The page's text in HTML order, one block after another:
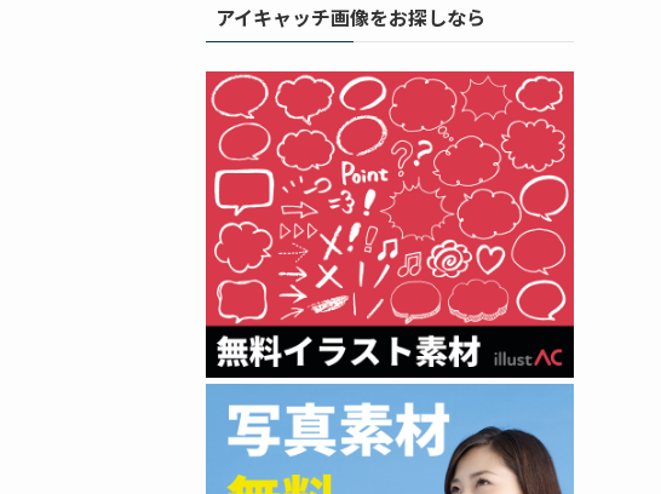
アイキャッチ画像をお探しなら